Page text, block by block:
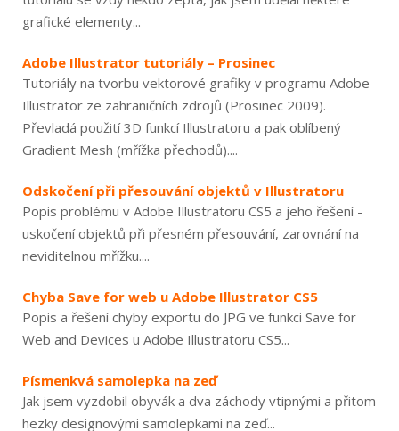
grafické elementy...
Adobe Illustrator tutoriály – Prosinec
Tutoriály na tvorbu vektorové grafiky v programu Adobe
Illustrator ze zahraničních zdrojů (Prosinec 2009).
Převladá použití 3D funkcí Illustratoru a pak oblíbený
Gradient Mesh (mřížka přechodů)....
Odskočení při přesouvání objektů v Illustratoru
Popis problému v Adobe Illustratoru CS5 a jeho řešení -
uskočení objektů při přesném přesouvání, zarovnání na
neviditelnou mřížku....
Chyba Save for web u Adobe Illustrator CS5
Popis a řešení chyby exportu do JPG ve funkci Save for
Web and Devices u Adobe Illustratoru CS5...
Písmenkvá samolepka na zeď
Jak jsem vyzdobil obyvák a dva záchody vtipnými a přitom
hezky designovými samolepkami na zeď...